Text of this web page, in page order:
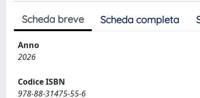
Scheda breve Scheda completa
Anno
2026
Codice ISBN
978-88-31475-55-6